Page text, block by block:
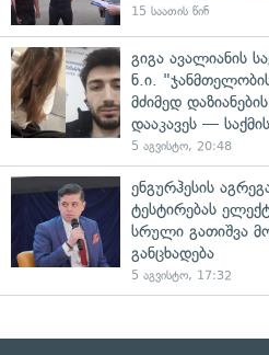
15 საათის წინ
გიგა ავალიანის
ნ.ი.
მძიმედ
დააკავეს —
5 აგვისტო, 20:48
ენგურჰესის
ტესტირებას
სრული გათიშვა
განცხადება
5 აგვისტო, 17:32